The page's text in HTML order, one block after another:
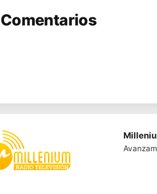
Comentarios